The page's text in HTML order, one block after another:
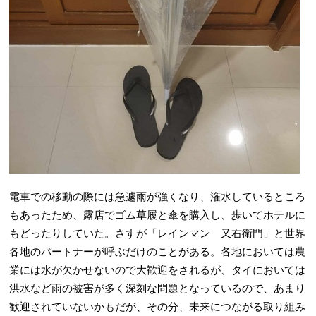
電車での移動の際には急遽雨が強くなり、潅水しているところ
もあったため、露店でゴム草履と傘を購入し、歩いてホテルに
もどったりしていた。さすが「レインマン 又右衛門」と世界
各地のパートナーが呼ぶだけのことがある。各地においては農
業には水が欠かせないので大歓迎をされるが、タイにおいては
洪水など雨の被害が多く深刻な問題となっているので、あまり
歓迎されていないかもだが、その分、未来につながる取り組み